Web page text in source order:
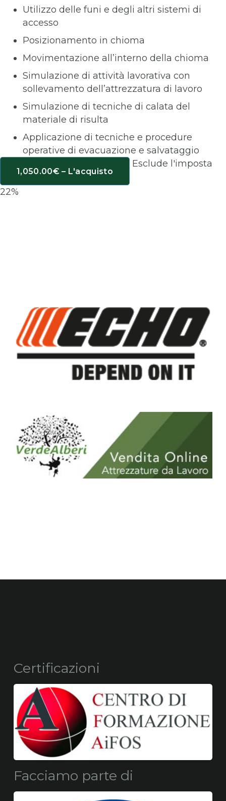
Utilizzo delle funi e degli altri sistemi di
accesso
Posizionamento in chioma
Movimentazione all’interno della chioma
Simulazione di attività lavorativa con
sollevamento dell’attrezzatura di lavoro
Simulazione di tecniche di calata del
materiale di risulta
Applicazione di tecniche e procedure
operative di evacuazione e salvataggio
1,050.00€ – L'acquisto
Esclude l'imposta
22%
Certificazioni
Facciamo parte di